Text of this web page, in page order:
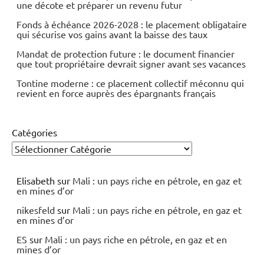
une décote et préparer un revenu futur
Fonds à échéance 2026-2028 : le placement obligataire
qui sécurise vos gains avant la baisse des taux
Mandat de protection future : le document financier
que tout propriétaire devrait signer avant ses vacances
Tontine moderne : ce placement collectif méconnu qui
revient en force auprès des épargnants français
Catégories
Elisabeth sur Mali : un pays riche en pétrole, en gaz et
en mines d’or
nikesfeld sur Mali : un pays riche en pétrole, en gaz et
en mines d’or
ES sur Mali : un pays riche en pétrole, en gaz et en
mines d’or